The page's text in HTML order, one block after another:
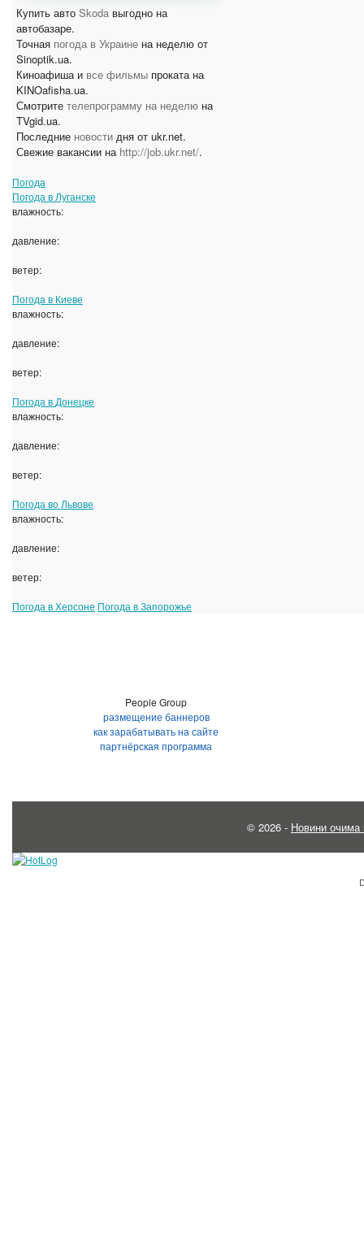
Купить авто Skoda выгодно на
автобазаре.
Точная погода в Украине на неделю от
Sinoptik.ua.
Киноафиша и все фильмы проката на
KINOafisha.ua.
Смотрите телепрограмму на неделю на
TVgid.ua.
Последние новости дня от ukr.net.
Свежие вакансии на http://job.ukr.net/.
Погода
Погода в Луганске
влажность:
давление:
ветер:
Погода в Киеве
влажность:
давление:
ветер:
Погода в Донецке
влажность:
давление:
ветер:
Погода во Львове
влажность:
давление:
ветер:
Погода в Херсоне Погода в Запорожье
People Group
размещение баннеров
как зарабатывать на сайте
партнёрская программа
© 2026 - Новини очима